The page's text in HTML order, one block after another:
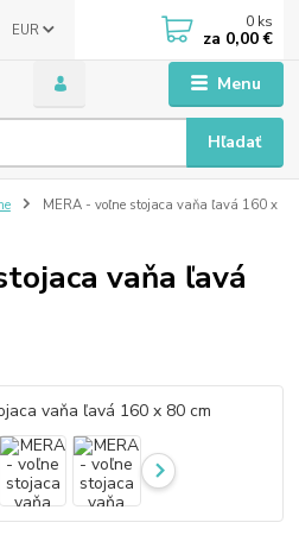
Menu
EUR
Hľadať
0 ks
za 0,00 €
MERA - voľne stojaca vaňa ľavá 160 x
vaňa ľavá